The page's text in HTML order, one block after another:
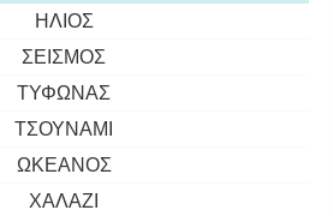
ΉΛΙΟΣ
ΣΕΙΣΜΌΣ
ΤΥΦΏΝΑΣ
ΤΣΟΥΝΆΜΙ
ΩΚΕΑΝΌΣ
ΧΑΛΆΖΙ